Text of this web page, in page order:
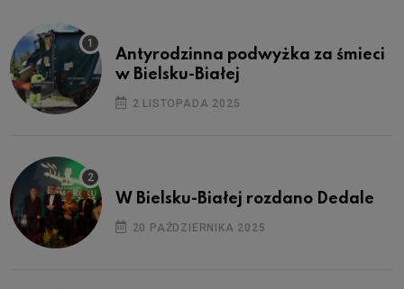
Antyrodzinna podwyżka za śmieci
w Bielsku-Białej
2 LISTOPADA 2025
W Bielsku-Białej rozdano Dedale
20 PAŹDZIERNIKA 2025